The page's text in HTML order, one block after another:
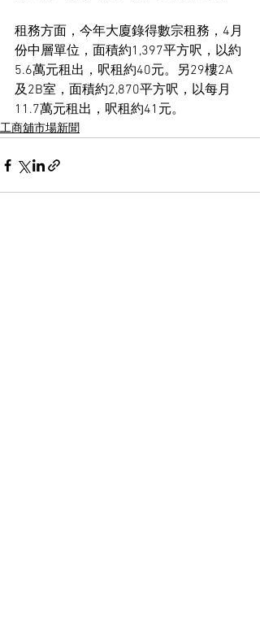
租務方面，今年大廈錄得數宗租務，4月
份中層單位，面積約1,397平方呎，以約
5.6萬元租出，呎租約40元。另29樓2A
及2B室，面積約2,870平方呎，以每月
11.7萬元租出，呎租約41元。
工商舖市場新聞